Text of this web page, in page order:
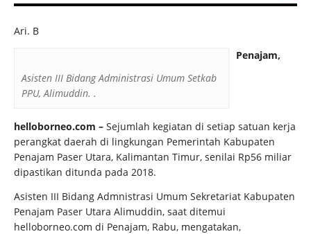
Ari. B
Asisten III Bidang Administrasi Umum Setkab
PPU, Alimuddin. .
Penajam,
helloborneo.com – Sejumlah kegiatan di setiap satuan kerja
perangkat daerah di lingkungan Pemerintah Kabupaten
Penajam Paser Utara, Kalimantan Timur, senilai Rp56 miliar
dipastikan ditunda pada 2018.
Asisten III Bidang Admnistrasi Umum Sekretariat Kabupaten
Penajam Paser Utara Alimuddin, saat ditemui
helloborneo.com di Penajam, Rabu, mengatakan,